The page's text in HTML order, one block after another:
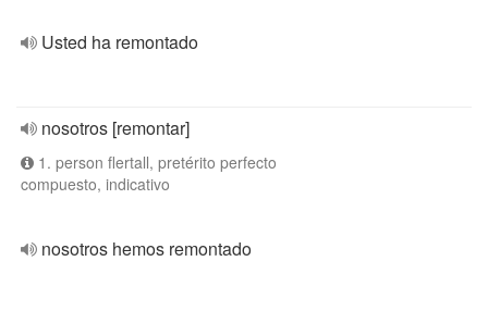
Usted ha remontado
nosotros [remontar]
1. person flertall, pretérito perfecto
compuesto, indicativo
nosotros hemos remontado